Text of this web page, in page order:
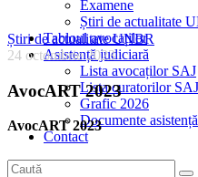
Examene
Știri de actualitate
Tabloul avocaților
Asistență judiciară
Lista avocaților SAJ
Lista curatorilor SAJ
Grafic 2026
Documente
Contact
Știri de actualitate UNBR
24 octombrie 2023
AvocART 2023
AvocART 2023